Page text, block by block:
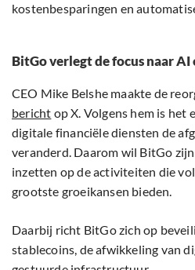
kostenbesparingen en
BitGo verlegt de focus naar AI
CEO Mike Belshe maakte de
bericht op X. Volgens hem is het
digitale financiële diensten de
veranderd. Daarom wil BitGo
inzetten op de activiteiten die
grootste groeikansen bieden.
Daarbij richt BitGo zich op
stablecoins, de afwikkeling van